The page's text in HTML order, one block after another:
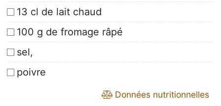
13 cl de lait chaud
100 g de fromage râpé
sel,
poivre
Données nutritionnelles